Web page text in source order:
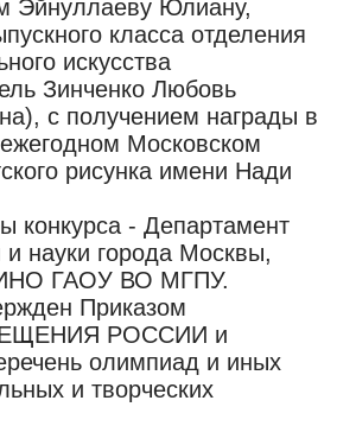
Эйнуллаеву Юлиану,
класса отделения
искусства
Зинченко Любовь
с получением награды в
Московском
рисунка имени Нади
конкурса - Департамент
и науки города Москвы,
ГАОУ ВО МГПУ.
Приказом
РОССИИ и
олимпиад и иных
и творческих